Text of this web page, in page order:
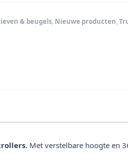
& beugels, Nieuwe producten
Met verstelbare hoogte en